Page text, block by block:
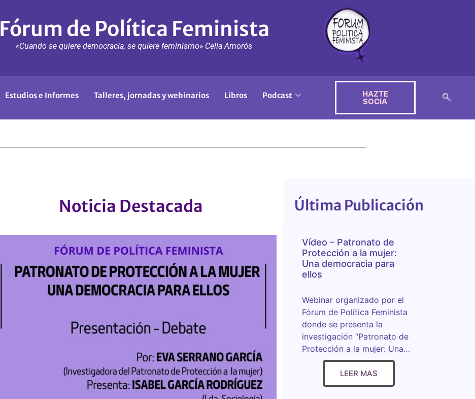
Fórum de Política Feminista
«Cuando se quiere democracia, se quiere feminismo» Celia Amorós
Estudios e Informes Talleres, jornadas y webinarios Libros
Podcast
HAZTE
SOCIA
Noticia Destacada Última Publicación
Vídeo – Patronato de
Protección a la mujer:
Una democracia para
ellos
Webinar organizado por el
Fórum de Política Feminista
donde se presenta la
investigación “Patronato de
Protección a la mujer: Una…
LEER MAS